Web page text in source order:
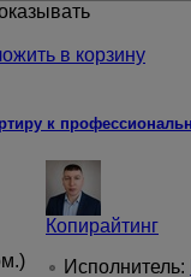
в корзину
к
Копирайтинг
Исполнитель: